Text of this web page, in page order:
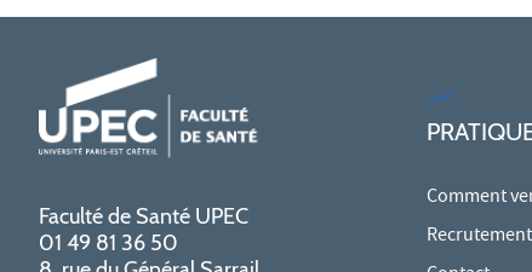
Faculté de Santé UPEC
01 49 81 36 50
Comment
Recrutement